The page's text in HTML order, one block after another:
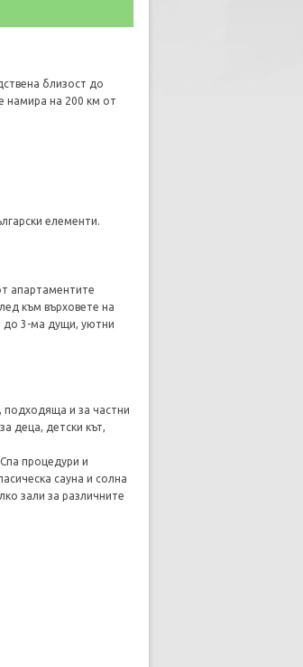
близост до
намира на 200 км от
елементи.
апартаментите
към върховете на
до 3-ма дущи, уютни
подходяща и за частни
деца, детски кът,
процедури и
сауна и солна
зали за различните